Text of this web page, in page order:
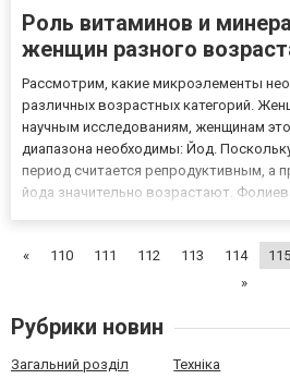
Роль витаминов и
женщин разного
Рассмотрим, какие микроэлементы
различных возрастных категорий.
научным исследованиям, женщинам
диапазона необходимы: Йод.
период считается репродуктивным, а
йода значительно возрастают.
этого...
« 110 111 112 113 114 115
»
Рубрики новин
Загальний розділ Техніка